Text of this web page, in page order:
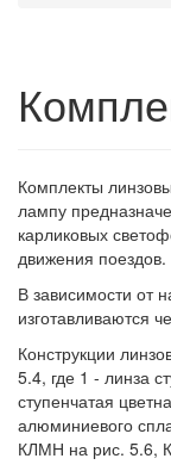
Комплекты
лампу
карликовых
движения поездов.
В зависимости от
изготавливаются
Конструкции
5.4, где 1 - линза
ступенчатая
алюминиевого
КЛМН на рис. 5.6,